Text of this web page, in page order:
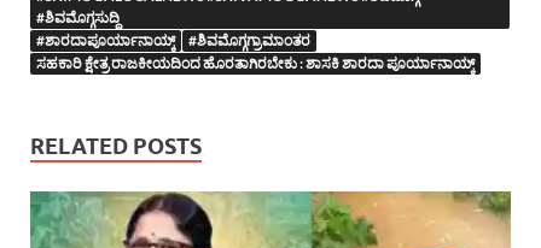
#ಶಿವಮೊಗ್ಗಸುದ್ದಿ
#ಶಾರದಾಪೂರ್ಯಾನಾಯ್ಕ್
#ಶಿವಮೊಗ್ಗಗ್ರಾಮಾಂತರ
ಸಹಕಾರಿ ಕ್ಷೇತ್ರ ರಾಜಕೀಯದಿಂದ ಹೊರತಾಗಿರಬೇಕು : ಶಾಸಕಿ ಶಾರದಾ ಪೂರ್ಯಾನಾಯ್ಕ್
RELATED POSTS